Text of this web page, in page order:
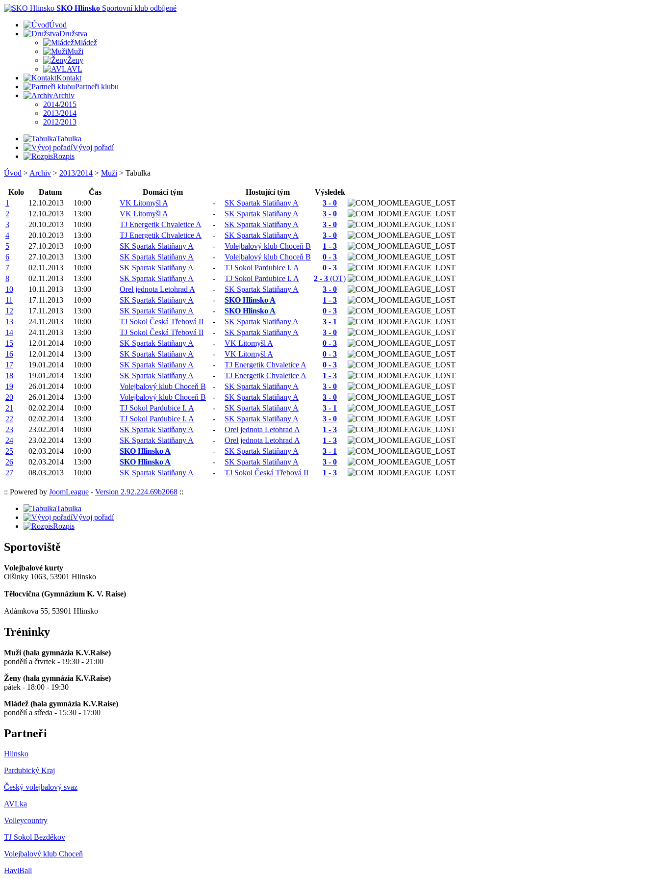
SKO Hlinsko Sportovní klub odbíjené
Úvod
Družstva
Mládež
Muži
Ženy
AVL
Kontakt
Partneři klubu
Archiv
2014/2015
2013/2014
2012/2013
Tabulka
Vývoj pořadí
Rozpis
Úvod > Archiv > 2013/2014 > Muži > Tabulka
Kolo Datum Čas Domácí tým Hostující tým
Výsledek
1
12.10.2013 10:00 VK Litomyšl A - SK Spartak Slatiňany A
3 - 0
2
12.10.2013 13:00 VK Litomyšl A - SK Spartak Slatiňany A
3 - 0
3
20.10.2013 10:00 TJ Energetik Chvaletice A - SK Spartak Slatiňany A
3 - 0
4
20.10.2013 13:00 TJ Energetik Chvaletice A - SK Spartak Slatiňany A
3 - 0
5
27.10.2013 10:00 SK Spartak Slatiňany A - Volejbalový klub Choceň B
1 - 3
6
27.10.2013 13:00 SK Spartak Slatiňany A - Volejbalový klub Choceň B
0 - 3
7
02.11.2013 10:00 SK Spartak Slatiňany A - TJ Sokol Pardubice I. A
0 - 3
8
02.11.2013 13:00 SK Spartak Slatiňany A - TJ Sokol Pardubice I. A 2 - 3 (OT)
10
10.11.2013 13:00 Orel jednota Letohrad A - SK Spartak Slatiňany A
3 - 0
11
17.11.2013 10:00 SK Spartak Slatiňany A - SKO Hlinsko A
1 - 3
12
17.11.2013 13:00 SK Spartak Slatiňany A - SKO Hlinsko A
0 - 3
13
24.11.2013 10:00 TJ Sokol Česká Třebová II - SK Spartak Slatiňany A
3 - 1
14
24.11.2013 13:00 TJ Sokol Česká Třebová II - SK Spartak Slatiňany A
3 - 0
15
12.01.2014 10:00 SK Spartak Slatiňany A - VK Litomyšl A
0 - 3
16
12.01.2014 13:00 SK Spartak Slatiňany A - VK Litomyšl A
0 - 3
17
19.01.2014 10:00 SK Spartak Slatiňany A - TJ Energetik Chvaletice A
0 - 3
18
19.01.2014 13:00 SK Spartak Slatiňany A - TJ Energetik Chvaletice A
1 - 3
19
26.01.2014 10:00 Volejbalový klub Choceň B - SK Spartak Slatiňany A
3 - 0
20
26.01.2014 13:00 Volejbalový klub Choceň B - SK Spartak Slatiňany A
3 - 0
21
02.02.2014 10:00 TJ Sokol Pardubice I. A - SK Spartak Slatiňany A
3 - 1
22
02.02.2014 13:00 TJ Sokol Pardubice I. A - SK Spartak Slatiňany A
3 - 0
23
23.02.2014 10:00 SK Spartak Slatiňany A - Orel jednota Letohrad A
1 - 3
24
23.02.2014 13:00 SK Spartak Slatiňany A - Orel jednota Letohrad A
1 - 3
25
02.03.2014 10:00 SKO Hlinsko A - SK Spartak Slatiňany A
3 - 1
26
02.03.2014 13:00 SKO Hlinsko A - SK Spartak Slatiňany A
3 - 0
27
08.03.2013 10:00 SK Spartak Slatiňany A - TJ Sokol Česká Třebová II 1 - 3
:: Powered by JoomLeague - Version 2.92.224.69b2068 ::
Tabulka
Vývoj pořadí
Rozpis
Sportoviště
Volejbalové kurty
Olšinky 1063, 53901 Hlinsko
Tělocvična (Gymnázium K. V. Raise)
Adámkova 55, 53901 Hlinsko
Tréninky
Muži (hala gymnázia K.V.Raise)
pondělí a čtvrtek - 19:30 - 21:00
Ženy (hala gymnázia K.V.Raise)
pátek - 18:00 - 19:30
Mládež (hala gymnázia K.V.Raise)
pondělí a středa - 15:30 - 17:00
Partneři
Hlinsko
Pardubický Kraj
Český volejbalový svaz
AVLka
Volleycountry
TJ Sokol Bezděkov
Volejbalový klub Choceň
HavlBall